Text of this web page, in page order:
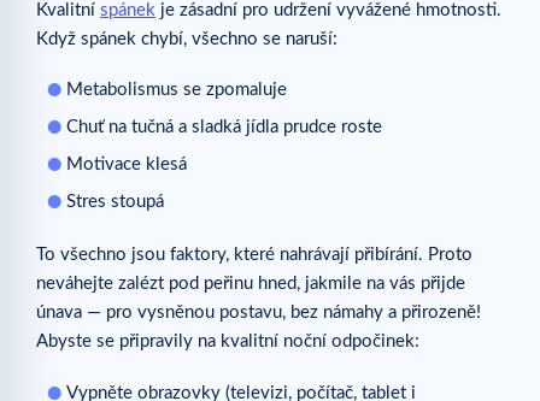
Kvalitní spánek je zásadní pro udržení vyvážené hmotnosti.
Když spánek chybí, všechno se naruší:
Metabolismus se zpomaluje
Chuť na tučná a sladká jídla prudce roste
Motivace klesá
Stres stoupá
To všechno jsou faktory, které nahrávají přibírání. Proto
neváhejte zalézt pod peřinu hned, jakmile na vás přijde
únava — pro vysněnou postavu, bez námahy a přirozeně!
Abyste se připravily na kvalitní noční odpočinek:
Vypněte obrazovky (televizi, počítač, tablet i